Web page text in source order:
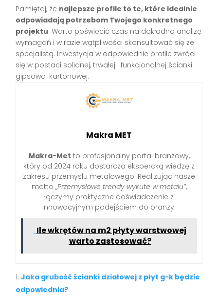
Pamiętaj, że najlepsze profile to te, które idealnie
odpowiadają potrzebom Twojego konkretnego
projektu. Warto poświęcić czas na dokładną analizę
wymagań i w razie wątpliwości skonsultować się ze
specjalistą. Inwestycja w odpowiednie profile zwróci
się w postaci solidnej, trwałej i funkcjonalnej ścianki
gipsowo-kartonowej.
Makra MET
Makra-Met to profesjonalny portal branżowy,
który od 2024 roku dostarcza ekspercką wiedzę z
zakresu przemysłu metalowego. Realizując nasze
motto„Przemysłowe trendy wykute w metalu”,
łączymy praktyczne doświadczenie z
innowacyjnym podejściem do branży.
Ile wkrętów na m2 płyty warstwowej
warto zastosować?
Jaka grubość ścianki działowej z płyt g-k będzie
odpowiednia?